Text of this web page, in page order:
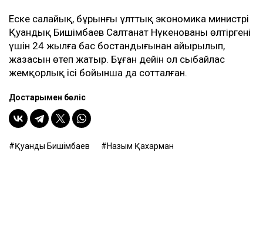
Еске салайық, бұрынғы ұлттық экономика министрі
Қуандық Бишімбаев Салтанат Нүкенованы өлтіргені
үшін 24 жылға бас бостандығынан айырылып,
жазасын өтеп жатыр. Бұған дейін ол сыбайлас
жемқорлық ісі бойынша да сотталған.
Достарыңмен бөліс
Қуандық Бишімбаев Назым Қахарман